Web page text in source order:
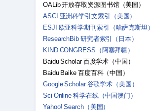
OALib 开放存取资源图书馆（美国）
ASCI 亚洲科学引文索引（美国）
ESJI 欧亚科学期刊索引（哈萨克斯坦）
ResearchBib 研究者索引（日本）
KIND CONGRESS（阿塞拜疆）
Baidu Scholar 百度学术（中国）
Baidu Baike 百度百科（中国）
Google Scholar 谷歌学术（美国）
Sci Online 科学在线（中国澳门）
Yahoo! Search（美国）